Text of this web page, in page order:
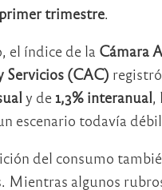
trimestre.
el índice de la Cámara
Servicios (CAC)
y de 1,3% interanual,
escenario todavía
del consumo
Mientras algunos